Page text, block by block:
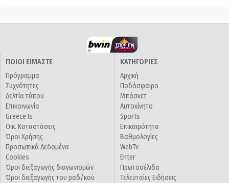
ΠΟΙΟΙ ΕΙΜΑΣΤΕ
Πρόγραμμα
Συχνότητες
Δελτία τύπου
Επικοινωνία
Greece Is
Οικ. Καταστάσεις
Όροι Χρήσης
Προσωπικά Δεδομένα
Cookies
Όροι διεξαγωγής διαγωνισμών
Όροι διεξαγωγής του ραδ/κού
ΚΑΤΗΓΟΡΙΕΣ
Αρχική
Ποδόσφαιρο
Μπάσκετ
Αυτοκίνητο
Sports
Επικαιρότητα
Βαθμολογίες
WebTv
Enter
Πρωτοσέλιδα
Τελευταίες Ειδήσεις